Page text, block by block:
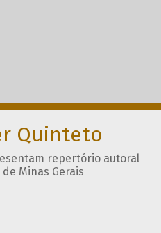
Quinteto
repertório autoral
Minas Gerais